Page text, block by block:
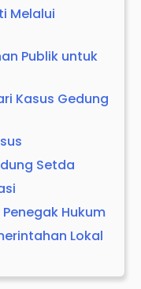
Melalui
Publik untuk
Kasus Gedung
Setda
Hukum
Lokal